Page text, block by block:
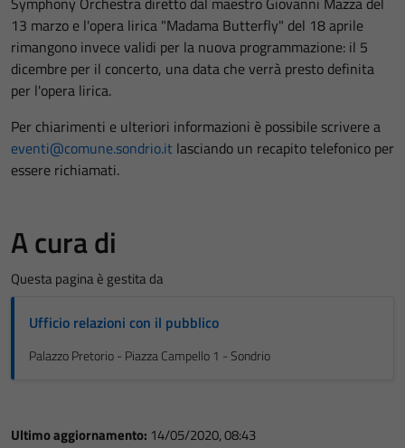
13 marzo e l'opera lirica "Madama Butterfly" del 18 aprile
rimangono invece validi per la nuova programmazione: il 5
dicembre per il concerto, una data che verrà presto definita
per l'opera lirica.
Per chiarimenti e ulteriori informazioni è possibile scrivere a
eventi@comune.sondrio.it lasciando un recapito telefonico per
essere richiamati.
A cura di
Questa pagina è gestita da
Ufficio relazioni con il pubblico
Palazzo Pretorio - Piazza Campello 1 - Sondrio
Ultimo aggiornamento: 14/05/2020, 08:43